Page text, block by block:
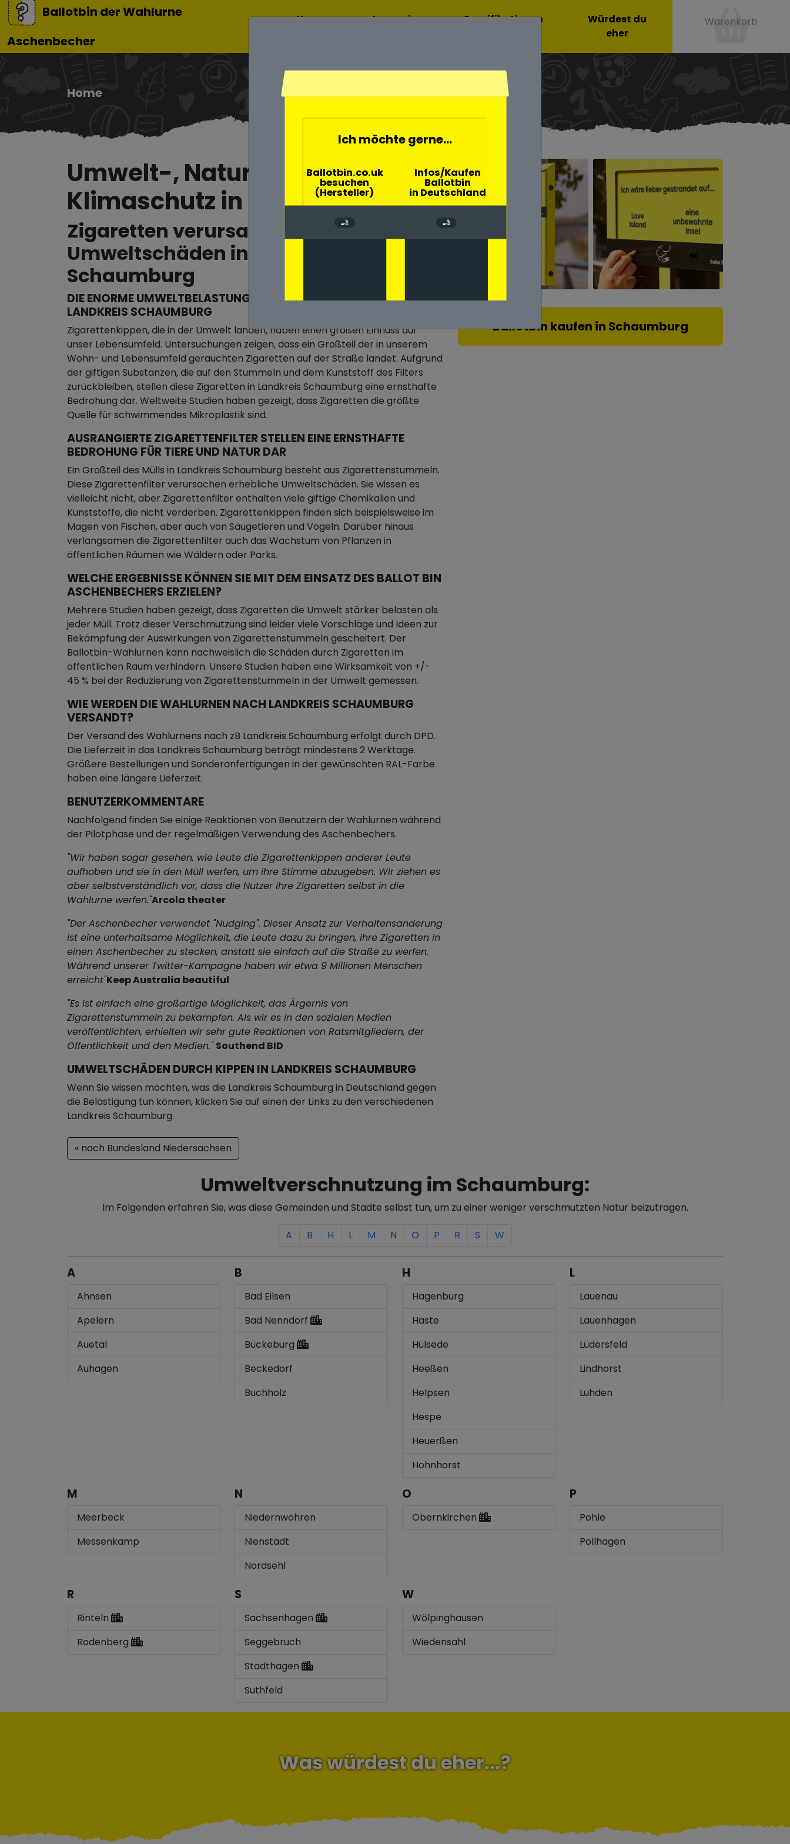
Ballotbin der Wahlurne
Aschenbecher
Home
Lesen sie
Spezifikationen
Würdest du
eher
Warenkorb
Home
Umwelt-, Natur- und
Klimaschutz in Schaumburg
Zigaretten verursachen große
Umweltschäden in Landkreis
Schaumburg
DIE ENORME UMWELTBELASTUNG DURCH ZIGARETTENSTUMMEL IN
LANDKREIS SCHAUMBURG
Zigarettenkippen, die in der Umwelt landen, haben einen großen Einfluss auf
unser Lebensumfeld. Untersuchungen zeigen, dass ein Großteil der in unserem
Wohn- und Lebensumfeld gerauchten Zigaretten auf der Straße landet. Aufgrund
der giftigen Substanzen, die auf den Stummeln und dem Kunststoff des Filters
zurückbleiben, stellen diese Zigaretten in Landkreis Schaumburg eine ernsthafte
Bedrohung dar. Weltweite Studien haben gezeigt, dass Zigaretten die größte
Quelle für schwimmendes Mikroplastik sind.
AUSRANGIERTE ZIGARETTENFILTER STELLEN EINE ERNSTHAFTE
BEDROHUNG FÜR TIERE UND NATUR DAR
Ein Großteil des Mülls in Landkreis Schaumburg besteht aus Zigarettenstummeln.
Diese Zigarettenfilter verursachen erhebliche Umweltschäden. Sie wissen es
vielleicht nicht, aber Zigarettenfilter enthalten viele giftige Chemikalien und
Kunststoffe, die nicht verderben. Zigarettenkippen finden sich beispielsweise im
Magen von Fischen, aber auch von Säugetieren und Vögeln. Darüber hinaus
verlangsamen die Zigarettenfilter auch das Wachstum von Pflanzen in
öffentlichen Räumen wie Wäldern oder Parks.
WELCHE ERGEBNISSE KÖNNEN SIE MIT DEM EINSATZ DES BALLOT BIN
ASCHENBECHERS ERZIELEN?
Mehrere Studien haben gezeigt, dass Zigaretten die Umwelt stärker belasten als
jeder Müll. Trotz dieser Verschmutzung sind leider viele Vorschläge und Ideen zur
Bekämpfung der Auswirkungen von Zigarettenstummeln gescheitert. Der
Ballotbin-Wahlurnen kann nachweislich die Schäden durch Zigaretten im
öffentlichen Raum verhindern. Unsere Studien haben eine Wirksamkeit von +/-
45 % bei der Reduzierung von Zigarettenstummeln in der Umwelt gemessen.
WIE WERDEN DIE WAHLURNEN NACH LANDKREIS SCHAUMBURG
VERSANDT?
Der Versand des Wahlurnens nach zB Landkreis Schaumburg erfolgt durch DPD.
Die Lieferzeit in das Landkreis Schaumburg beträgt mindestens 2 Werktage.
Größere Bestellungen und Sonderanfertigungen in der gewünschten RAL-Farbe
haben eine längere Lieferzeit.
BENUTZERKOMMENTARE
Nachfolgend finden Sie einige Reaktionen von Benutzern der Wahlurnen während
der Pilotphase und der regelmäßigen Verwendung des Aschenbechers.
"Wir haben sogar gesehen, wie Leute die Zigarettenkippen anderer Leute
aufhoben und sie in den Müll werfen, um ihre Stimme abzugeben. Wir ziehen es
aber selbstverständlich vor, dass die Nutzer ihre Zigaretten selbst in die
Wahlurne werfen."Arcola theater
"Der Aschenbecher verwendet "Nudging". Dieser Ansatz zur Verhaltensänderung
ist eine unterhaltsame Möglichkeit, die Leute dazu zu bringen, ihre Zigaretten in
einen Aschenbecher zu stecken, anstatt sie einfach auf die Straße zu werfen.
Während unserer Twitter-Kampagne haben wir etwa 9 Millionen Menschen
erreicht"Keep Australia beautiful
"Es ist einfach eine großartige Möglichkeit, das Ärgernis von
Zigarettenstummeln zu bekämpfen. Als wir es in den sozialen Medien
veröffentlichten, erhielten wir sehr gute Reaktionen von Ratsmitgliedern, der
Öffentlichkeit und den Medien." Southend BID
UMWELTSCHÄDEN DURCH KIPPEN IN LANDKREIS SCHAUMBURG
Wenn Sie wissen möchten, was die Landkreis Schaumburg in Deutschland gegen
die Belästigung tun können, klicken Sie auf einen der Links zu den verschiedenen
Landkreis Schaumburg.
Ballotbin kaufen in Schaumburg
« nach Bundesland Niedersachsen
Umweltverschnutzung im Schaumburg:
Im Folgenden erfahren Sie, was diese Gemeinden und Städte selbst tun, um zu einer weniger verschmutzten Natur beizutragen.
A B H L M N O P R S W
A
Ahnsen
Apelern
Auetal
Auhagen
B
Bad Eilsen
Bad Nenndorf
Bückeburg
Beckedorf
Buchholz
H
Hagenburg
Haste
Hülsede
Heeßen
Helpsen
Hespe
Heuerßen
Hohnhorst
L
Lauenau
Lauenhagen
Lüdersfeld
Lindhorst
Luhden
M
Meerbeck
Messenkamp
N
Niedernwöhren
Nienstädt
Nordsehl
O
Obernkirchen
P
Pohle
Pollhagen
R
Rinteln
Rodenberg
S
Sachsenhagen
Seggebruch
Stadthagen
Suthfeld
W
Wölpinghausen
Wiedensahl
Was würdest du eher...?
Ich möchte gerne...
Ballotbin.co.uk
besuchen
(Hersteller)
Infos/Kaufen
Ballotbin
in Deutschland